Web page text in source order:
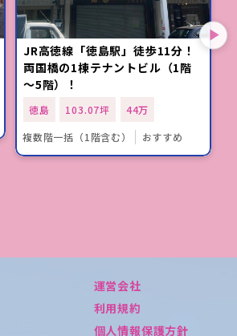
JR高徳線「徳島駅」徒歩11分！
両国橋の1棟テナントビル（1階
～5階）！
徳島 103.07坪
44万
複数階一括（1階含む）
おすすめ
運営会社
利用規約
個人情報保護方針